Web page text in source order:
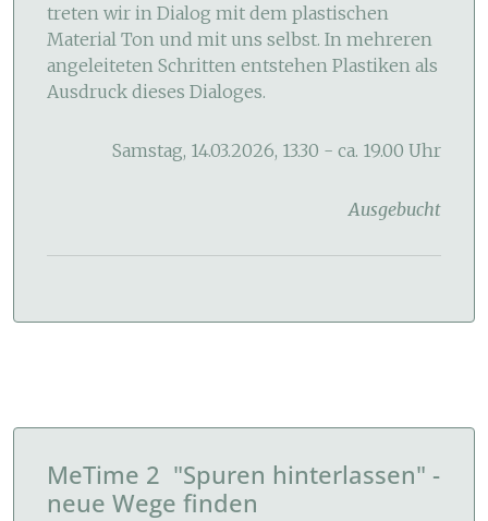
treten wir in Dialog mit dem plastischen
Material Ton und mit uns selbst. In mehreren
angeleiteten Schritten entstehen Plastiken als
Ausdruck dieses Dialoges.
Samstag, 14.03.2026, 13.30 - ca. 19.00 Uhr
Ausgebucht
MeTime 2 "Spuren hinterlassen" -
neue Wege finden